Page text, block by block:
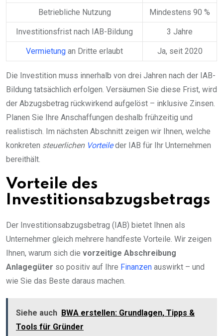
Betriebliche Nutzung Mindestens 90 %
Investitionsfrist nach IAB-Bildung 3 Jahre
Vermietung an Dritte erlaubt Ja, seit 2020
Die Investition muss innerhalb von drei Jahren nach der IAB-
Bildung tatsächlich erfolgen. Versäumen Sie diese Frist, wird
der Abzugsbetrag rückwirkend aufgelöst – inklusive Zinsen.
Planen Sie Ihre Anschaffungen deshalb frühzeitig und
realistisch. Im nächsten Abschnitt zeigen wir Ihnen, welche
konkreten steuerlichen Vorteileder IAB für Ihr Unternehmen
bereithält.
Vorteile des
Investitionsabzugsbetrags
Der Investitionsabzugsbetrag (IAB) bietet Ihnen als
Unternehmer gleich mehrere handfeste Vorteile. Wir zeigen
Ihnen, warum sich die vorzeitige Abschreibung
Anlagegüter so positiv auf Ihre Finanzen auswirkt – und
wie Sie das Beste daraus machen.
Siehe auch BWA erstellen: Grundlagen, Tipps &
Tools für Gründer